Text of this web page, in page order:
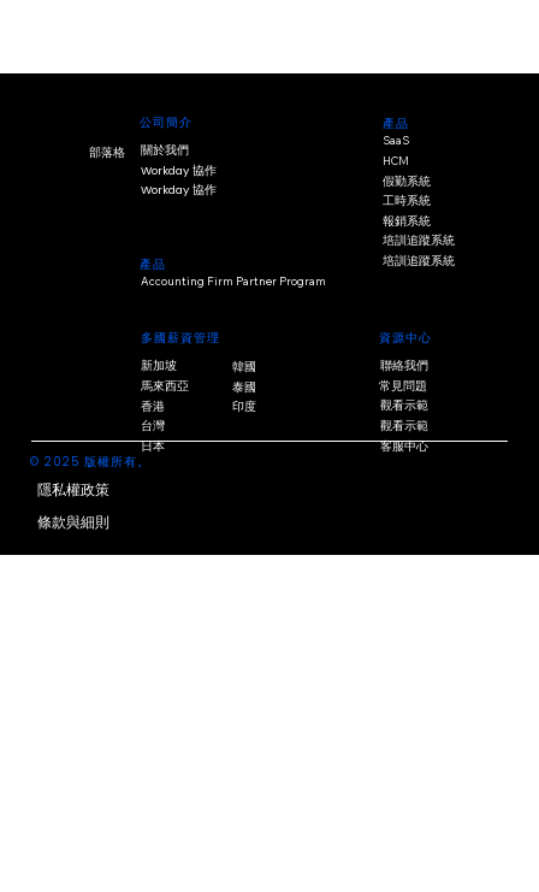
企業成長的策略性推動力
公司簡介
關於我們
Workday 協作
Workday 協作
產品
SaaS
HCM
假勤系統
工時系統
報銷系統
培訓追蹤系統
培訓追蹤系統
產品
Accounting Firm Partner Program
多國薪資管理
新加坡
馬來西亞
香港
台灣
日本
韓國
泰國
印度
資源中心
聯絡我們
常見問題
觀看示範
觀看示範
客服中心
部落格
© 2025 版權所有。
隱私權政策
條款與細則